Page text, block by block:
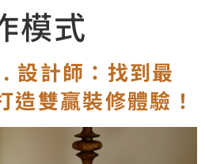
模式
設計師：找到最
造雙贏裝修體驗！